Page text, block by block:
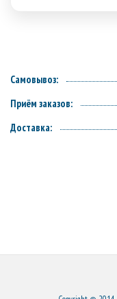
Самовывоз:
Приём заказов:
Доставка: